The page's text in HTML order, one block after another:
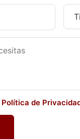
Política de